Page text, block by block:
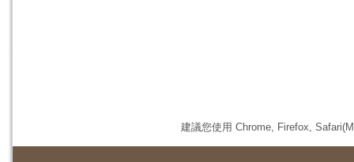
建議您使用 Chrome, Firefox,